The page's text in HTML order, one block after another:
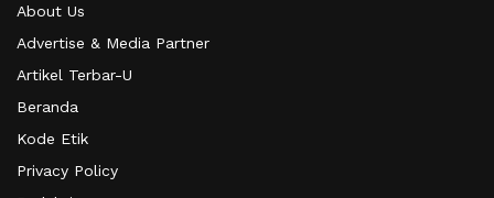
About Us
Advertise & Media Partner
Artikel Terbar-U
Beranda
Kode Etik
Privacy Policy